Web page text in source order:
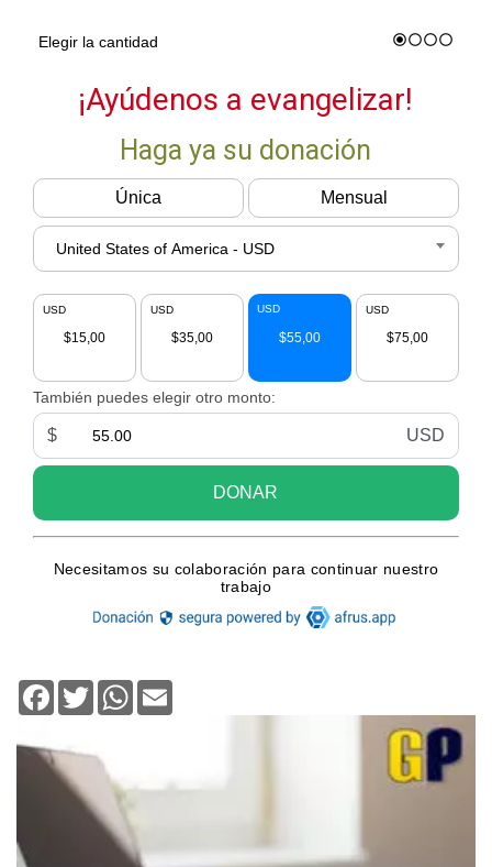
Facebook
TwitterWhatsApp